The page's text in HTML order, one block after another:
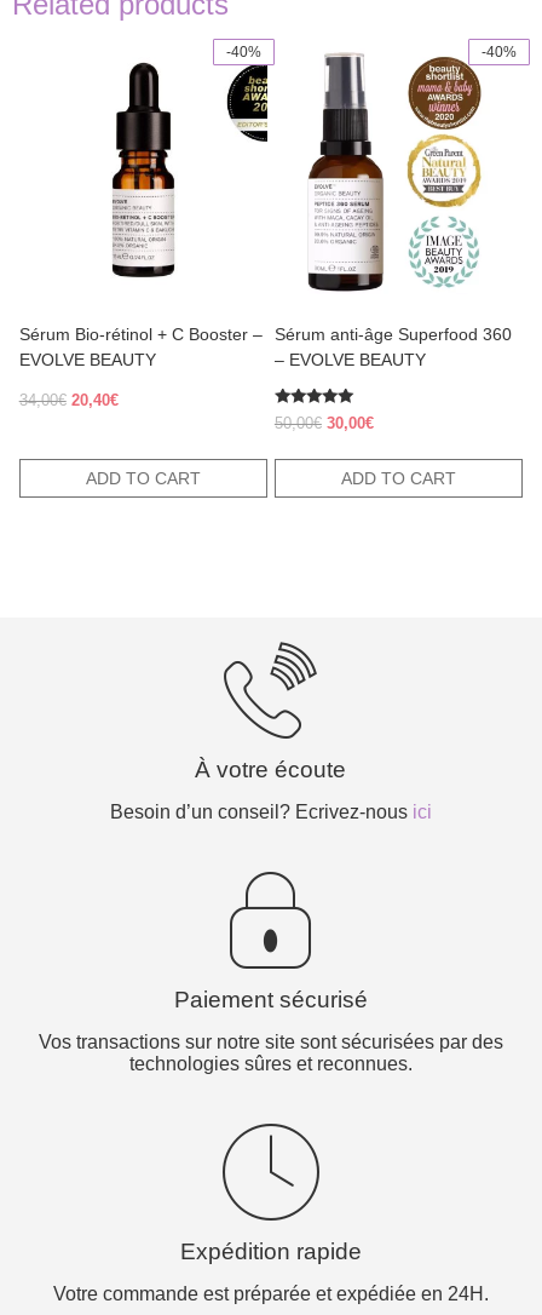
-40%
Sérum Bio-rétinol + C Booster –
EVOLVE BEAUTY
34,00€ Original
20,40€Current
ADD TO CART
-40%
Sérum anti-âge Superfood 360
– EVOLVE BEAUTY
Rated
5.00
50,00€ Original
50,00€.
30,00€Current
30,00€.
ADD TO CART
À votre écoute
Besoin d’un conseil? Ecrivez-nous ici
Paiement sécurisé
Vos transactions sur notre site sont sécurisées par des
technologies sûres et reconnues.
Expédition rapide
Votre commande est préparée et expédiée en 24H.